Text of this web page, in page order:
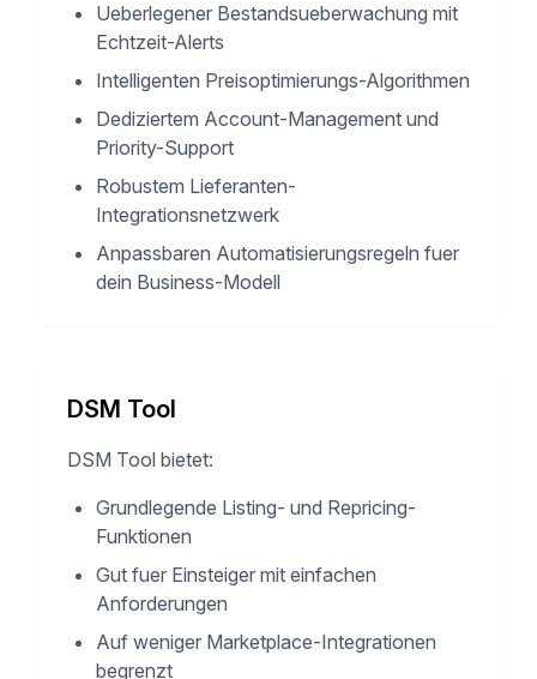
Ueberlegener Bestandsueberwachung mit
Echtzeit-Alerts
Intelligenten Preisoptimierungs-Algorithmen
Dediziertem Account-Management und
Priority-Support
Robustem Lieferanten-
Integrationsnetzwerk
Anpassbaren Automatisierungsregeln fuer
dein Business-Modell
DSM Tool
DSM Tool bietet:
Grundlegende Listing- und Repricing-
Funktionen
Gut fuer Einsteiger mit einfachen
Anforderungen
Auf weniger Marketplace-Integrationen
begrenzt